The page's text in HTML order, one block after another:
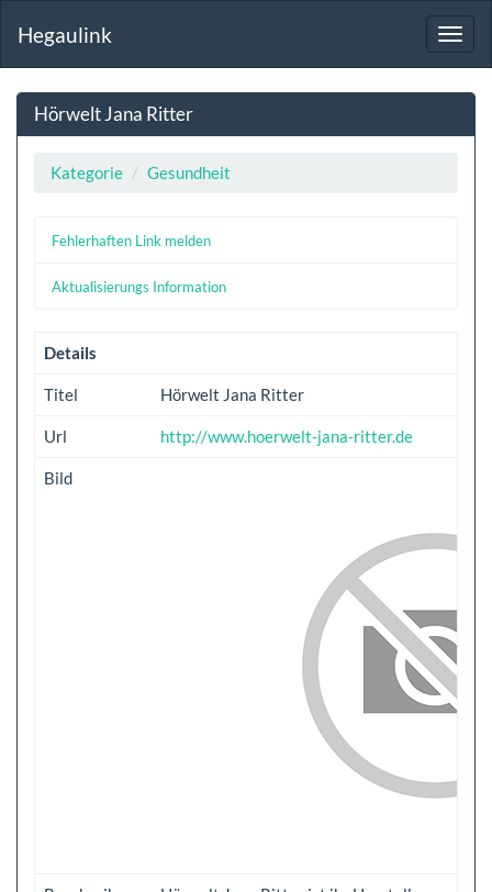
Hegaulink
Hörwelt Jana Ritter
Kategorie Gesundheit
Fehlerhaften Link melden
Aktualisierungs Information
Details
Titel Hörwelt Jana Ritter
Url http://www.hoerwelt-jana-ritter.de
Bild